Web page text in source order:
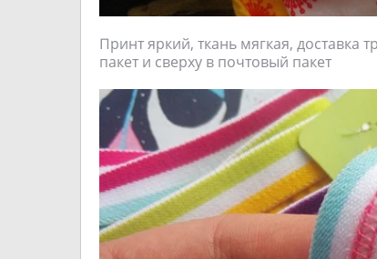
Принт яркий, ткань мягкая,
пакет и сверху в почтовый пакет